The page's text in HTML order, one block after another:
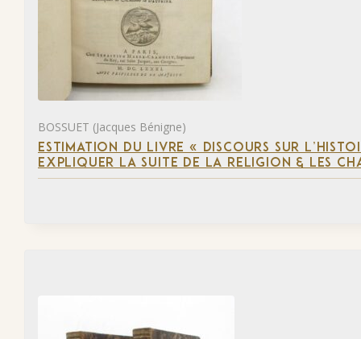
BOSSUET (Jacques Bénigne)
ESTIMATION DU LIVRE « DISCOURS SUR
EXPLIQUER LA SUITE DE LA RELIGION & LES